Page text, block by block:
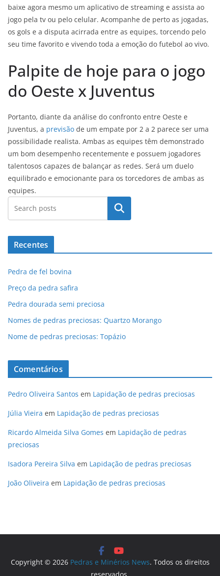
baixe agora mesmo um aplicativo de streaming e assista ao
jogo pela tv ou pelo celular. Acompanhe de perto as jogadas,
os gols e a disputa acirrada entre as equipes, torcendo pelo
seu time favorito e vivendo toda a emoção do futebol ao vivo.
Palpite de hoje para o jogo
do Oeste x Juventus
Portanto, diante da análise do confronto entre Oeste e
Juventus, a previsão de um empate por 2 a 2 parece ser uma
possibilidade realista. Ambas as equipes têm demonstrado
um bom desempenho recentemente e possuem jogadores
talentosos capazes de balançar as redes. Será um duelo
equilibrado e emocionante para os torcedores de ambas as
equipes.
Pesquisar
Recentes
Pedra de fel bovina
Preço da pedra safira
Pedra dourada semi preciosa
Nomes de pedras preciosas: Quartzo Morango
Nome de pedras preciosas: Topázio
Comentários
Pedro Oliveira Santos em Lapidação de pedras preciosas
Júlia Vieira em Lapidação de pedras preciosas
Ricardo Almeida Silva Gomes em Lapidação de pedras
preciosas
Isadora Pereira Silva em Lapidação de pedras preciosas
João Oliveira em Lapidação de pedras preciosas
Copyright © 2026 Pedras e Minérios News. Todos os direitos